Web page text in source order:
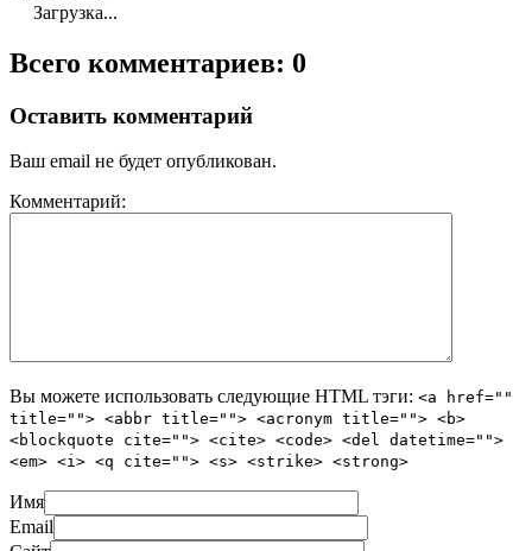
Загрузка...
Всего комментариев: 0
Оставить комментарий
Ваш email не будет опубликован.
Комментарий:
Вы можете использовать следующие HTML тэги: <a href=""
title=""> <abbr title=""> <acronym title=""> <b>
<blockquote cite=""> <cite> <code> <del datetime="">
<em> <i> <q cite=""> <s> <strike> <strong>
Имя
Email